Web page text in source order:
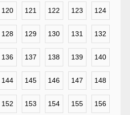
120 121 122 123 124
128 129 130 131 132
136 137 138 139 140
144 145 146 147 148
152 153 154 155 156